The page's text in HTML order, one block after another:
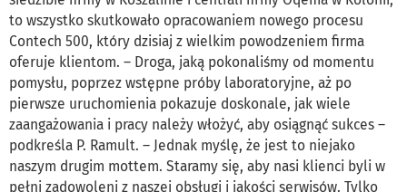
to wszystko skutkowało opracowaniem nowego procesu
Contech 500, który dzisiaj z wielkim powodzeniem firma
oferuje klientom. – Droga, jaką pokonaliśmy od momentu
pomysłu, poprzez wstępne próby laboratoryjne, aż po
pierwsze uruchomienia pokazuje doskonale, jak wiele
zaangażowania i pracy należy włożyć, aby osiągnąć sukces –
podkreśla P. Ramult. – Jednak myślę, że jest to niejako
naszym drugim mottem. Staramy się, aby nasi klienci byli w
pełni zadowoleni z naszej obsługi i jakości serwisów. Tylko